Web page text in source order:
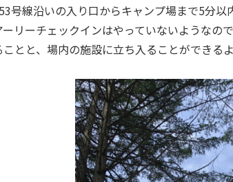
号線沿いの入り口からキャンプ場まで5分以
リーチェックインはやっていないようなの
とと、場内の施設に立ち入ることができるよ